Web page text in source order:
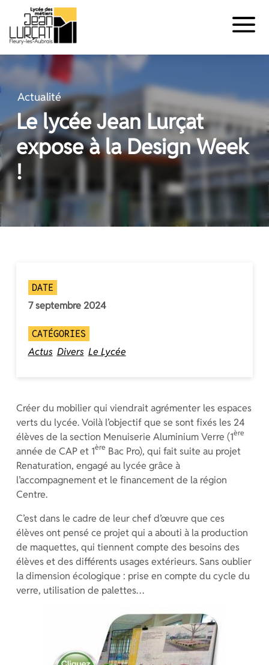
au
contenu
Actualité
Le lycée Jean Lurçat
expose à la Design Week
!
DATE
7 septembre 2024
CATÉGORIES
Actus Divers Le Lycée
Créer du mobilier qui viendrait agrémenter les espaces
verts du lycée. Voilà l’objectif que se sont fixés les 24
élèves de la section Menuiserie Aluminium Verre (1ère
année de CAP et 1ère Bac Pro), qui fait suite au projet
Renaturation, engagé au lycée grâce à
l’accompagnement et le financement de la région
Centre.
C’est dans le cadre de leur chef d’œuvre que ces
élèves ont pensé ce projet qui a abouti à la production
de maquettes, qui tiennent compte des besoins des
élèves et des différents usages extérieurs. Sans oublier
la dimension écologique : prise en compte du cycle du
verre, utilisation de palettes…
Panneau de gestion des cookies